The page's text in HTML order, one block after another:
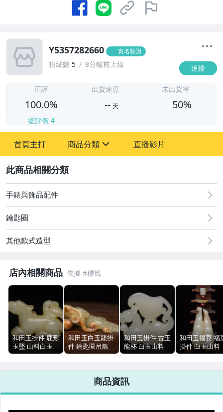
Y5357282660 實名驗證
粉絲數 5 8分鐘前上線 追蹤
正評
100.0%
總評價 4
出貨速度
-- 天
未出貨率
50%
首頁主打 商品分類
圖書/影音/文具
古董、藝術與礦石
偶像、球員卡與郵幣
直播影片
手錶與飾品配件
鑰匙圈
其他款式造型
店內相關商品
和田玉掛件 鹿形
玉墜 山料白玉
古玉文玩 6.3cm
和田玉白玉龍掛
件 鑰匙圈吊飾
山料 7.7cm 57g
和田玉掛件 古玉
龍杯 白玉山料
文玩玉石 5.5cm
和田玉福豆 福
掛件 白玉山料
文玩古玉
商品資訊